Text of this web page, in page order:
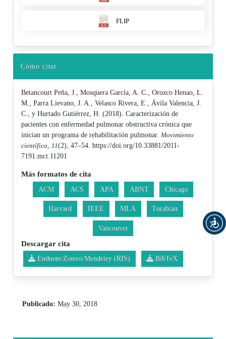
FLIP
Cómo citar
Betancourt Peña, J., Mosquera García, A. C., Orozco Henao, L.
M., Parra Lievano, J. A., Velasco Rivera, E., Ávila Valencia, J.
C., y Hurtado Gutiérrez, H. (2018). Caracterización de
pacientes con enfermedad pulmonar obstructiva crónica que
inician un programa de rehabilitación pulmonar.Movimiento
científico,11(2), 47–54. https://doi.org/10.33881/2011-
7191.mct.11201
Más formatos de cita
ACM ACS APA ABNT Chicago
Harvard IEEE MLA Turabian
Vancouver
Descargar cita
Endnote/Zotero/Mendeley (RIS) BibTeX
Publicado: May 30, 2018